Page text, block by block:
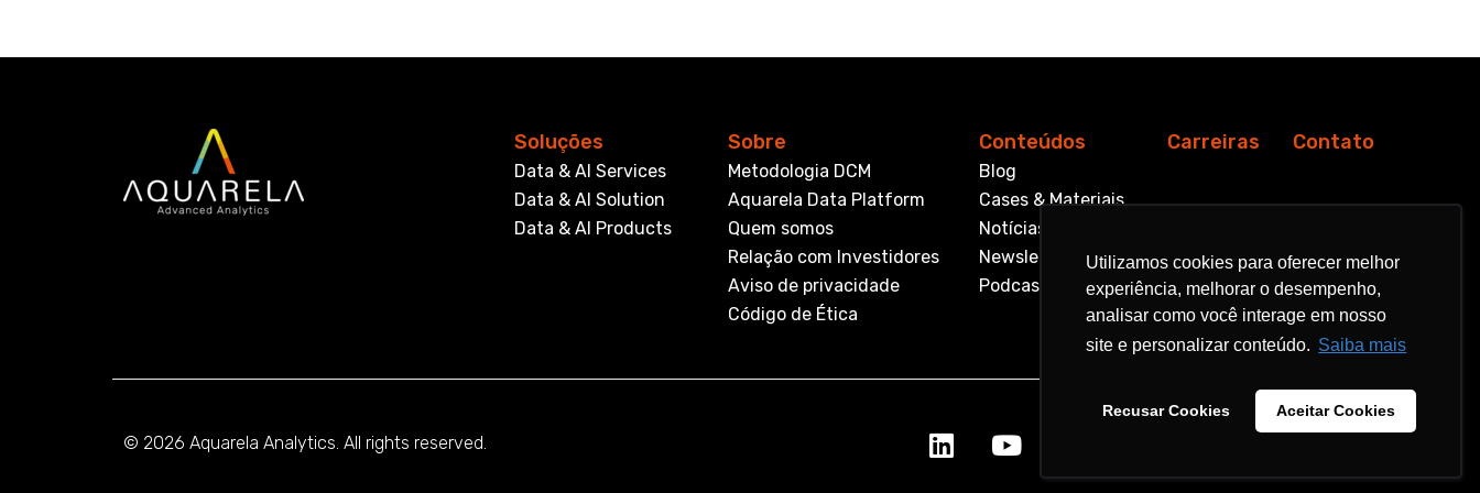
Utilizamos cookies para oferecer melhor
experiência, melhorar o desempenho,
analisar como você interage em nosso
site e personalizar conteúdo. Saiba mais
Recusar Cookies Aceitar Cookies
Utilizamos cookies para oferecer melhor
experiência, melhorar o desempenho,
analisar como você interage em nosso
site e personalizar conteúdo. Saiba mais
Recusar Cookies Aceitar Cookies
Soluções
Data & AI Services
Data & AI Solution
Data & AI Products
Sobre
Metodologia DCM
Aquarela Data Platform
Quem somos
Relação com Investidores
Aviso de privacidade
Código de Ética
Conteúdos
Blog
Cases & Materiais
Notícias
Newsletter
Podcast
Carreiras Contato
© 2026 Aquarela Analytics. All rights reserved.